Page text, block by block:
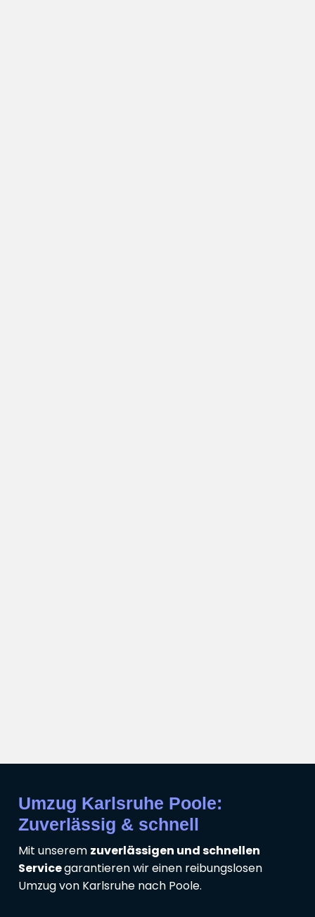
Umzug Karlsruhe Poole:
Zuverlässig & schnell
Mit unserem zuverlässigen und schnellen
Servicegarantieren wir einen reibungslosen
Umzug von Karlsruhe nach Poole.